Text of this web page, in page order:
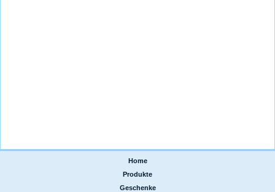
Home
Produkte
Geschenke